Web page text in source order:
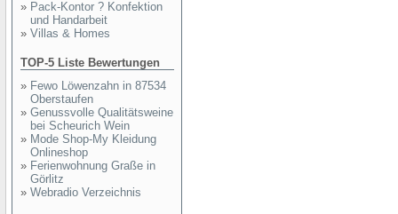
» Pack-Kontor ? Konfektion
und Handarbeit
» Villas & Homes
TOP-5 Liste Bewertungen
» Fewo Löwenzahn in 87534
Oberstaufen
» Genussvolle Qualitätsweine
bei Scheurich Wein
» Mode Shop-My Kleidung
Onlineshop
» Ferienwohnung Graße in
Görlitz
» Webradio Verzeichnis